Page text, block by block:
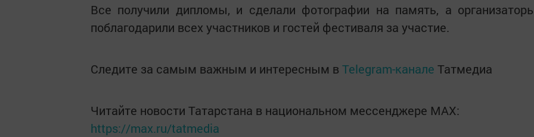
Все получили дипломы, и сделали фотографии на память, а
поблагодарили всех участников и гостей фестиваля за участие.
Следите за самым важным и интересным в Telegram-канале Татмедиа
Читайте новости Татарстана в национальном мессенджере MАХ:
https://max.ru/tatmedia